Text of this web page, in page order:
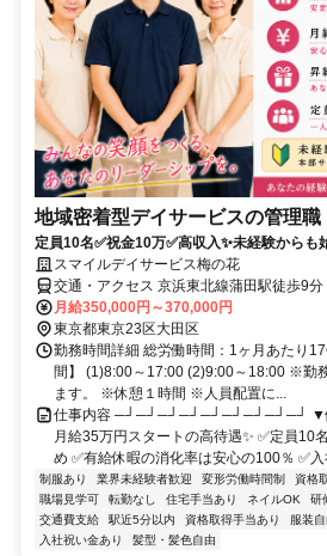
地域密着型デイサービスの管理職
定員10名✅祝金10万✅高収入✨未経験からも
スマイルデイサービス梅の花
交通・アクセス 京浜東北線蒲田駅徒歩9分
月給350,000円～370,000円
東京都東京23区大田区
勤務時間詳細 総労働時間：1ヶ月あたり
間】 (1)8:00～17:00 (2)9:00～18:00 ※勤
ます。 ※休憩１時間 ※人員配置に...
仕事内容 ─┘─┘─┘─┘─┘─┘─┘─┘─┘ ▼働
月給35万円スタートの高待遇✨ ✅定員10
め ✅有給休暇の消化率は安心の100％ ✅
制服あり 業界未経験者歓迎 変形労働時間制 資格
職場見学可
転勤なし 住宅手当あり ネイルOK 研
交通費支給
駅近5分以内 資格取得手当あり 服装自
入社祝い金あり
髪型・髪色自由